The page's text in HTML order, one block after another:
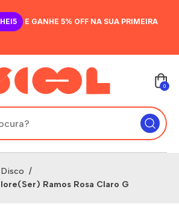
E GANHE 5% OFF NA SUA PRIMEIRA
0
/
Ramos Rosa Claro G